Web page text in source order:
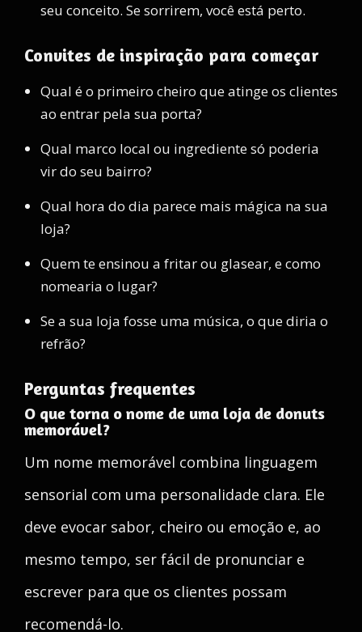
seu conceito. Se sorrirem, você está perto.
Convites de inspiração para começar
Qual é o primeiro cheiro que atinge os clientes
ao entrar pela sua porta?
Qual marco local ou ingrediente só poderia
vir do seu bairro?
Qual hora do dia parece mais mágica na sua
loja?
Quem te ensinou a fritar ou glasear, e como
nomearia o lugar?
Se a sua loja fosse uma música, o que diria o
refrão?
Perguntas frequentes
O que torna o nome de uma loja de donuts
memorável?
Um nome memorável combina linguagem
sensorial com uma personalidade clara. Ele
deve evocar sabor, cheiro ou emoção e, ao
mesmo tempo, ser fácil de pronunciar e
escrever para que os clientes possam
recomendá-lo.